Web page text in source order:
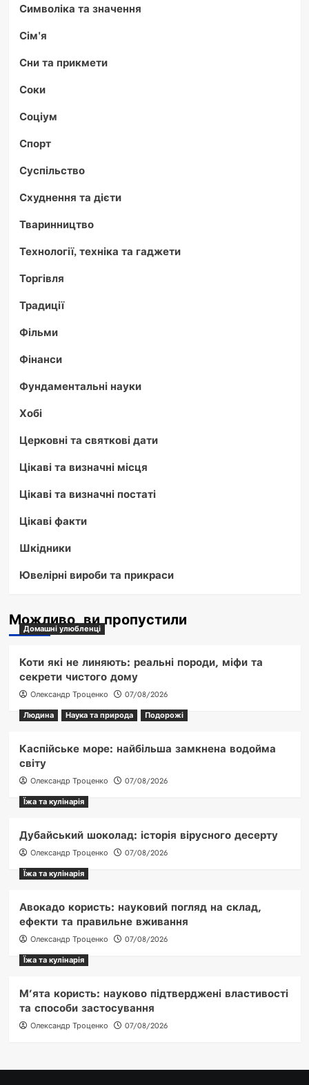
Символіка та значення
Сім'я
Сни та прикмети
Соки
Соціум
Спорт
Суспільство
Схуднення та дієти
Тваринництво
Технології, техніка та гаджети
Торгівля
Традиції
Фільми
Фінанси
Фундаментальні науки
Хобі
Церковні та святкові дати
Цікаві та визначні місця
Цікаві та визначні постаті
Цікаві факти
Шкідники
Ювелірні вироби та прикраси
Можливо, ви пропустили
Домашні улюбленці
Коти які не линяють: реальні породи, міфи та
секрети чистого дому
Олександр Троценко
07/08/2026
Людина
Наука та природа Подорожі
Каспійське море: найбільша замкнена водойма
світу
Олександр Троценко
07/08/2026
Їжа та кулінарія
Дубайський шоколад: історія вірусного десерту
Олександр Троценко
07/08/2026
Їжа та кулінарія
Авокадо користь: науковий погляд на склад,
ефекти та правильне вживання
Олександр Троценко
07/08/2026
Їжа та кулінарія
М’ята користь: науково підтверджені властивості
та способи застосування
Олександр Троценко 07/08/2026